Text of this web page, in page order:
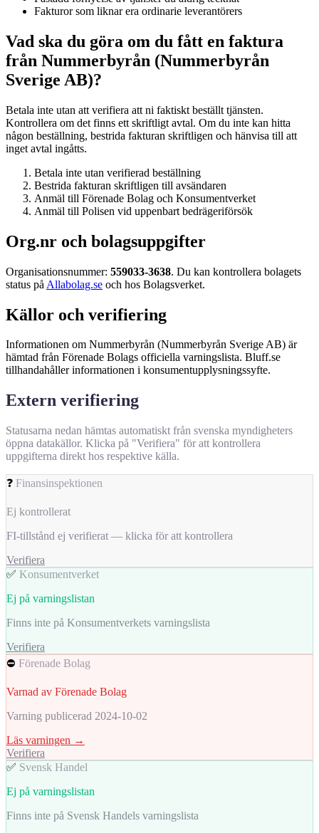
Fakturor som liknar era ordinarie leverantörers
Vad ska du göra om du fått en faktura
från Nummerbyrån (Nummerbyrån
Sverige AB)?
Betala inte utan att verifiera att ni faktiskt beställt tjänsten.
Kontrollera om det finns ett skriftligt avtal. Om du inte kan hitta
någon beställning, bestrida fakturan skriftligen och hänvisa till att
inget avtal ingåtts.
Betala inte utan verifierad beställning
Bestrida fakturan skriftligen till avsändaren
Anmäl till Förenade Bolag och Konsumentverket
Anmäl till Polisen vid uppenbart bedrägeriförsök
Org.nr och bolagsuppgifter
Organisationsnummer: 559033-3638. Du kan kontrollera bolagets
status på Allabolag.se och hos Bolagsverket.
Källor och verifiering
Informationen om Nummerbyrån (Nummerbyrån Sverige AB) är
hämtad från Förenade Bolags officiella varningslista. Bluff.se
tillhandahåller informationen i konsumentupplysningssyfte.
Extern verifiering
Statusarna nedan hämtas automatiskt från svenska myndigheters
öppna datakällor. Klicka på "Verifiera" för att kontrollera
uppgifterna direkt hos respektive källa.
❓ Finansinspektionen
Ej kontrollerat
FI-tillstånd ej verifierat — klicka för att kontrollera
Verifiera
✅ Konsumentverket
Ej på varningslistan
Finns inte på Konsumentverkets varningslista
Verifiera
⛔ Förenade Bolag
Varnad av Förenade Bolag
Varning publicerad 2024-10-02
Läs varningen →
Verifiera
✅ Svensk Handel
Ej på varningslistan
Finns inte på Svensk Handels varningslista